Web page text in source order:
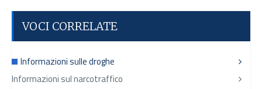
VOCI CORRELATE
Informazioni sulle droghe
Informazioni sul narcotraffico